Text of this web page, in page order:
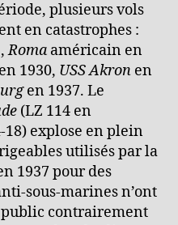
plusieurs vols
en catastrophes :
Roma américain en
1930, USS Akron en
en 1937. Le
(LZ 114 en
explose en plein
utilisés par la
1937 pour des
sous-marines n’ont
public contrairement